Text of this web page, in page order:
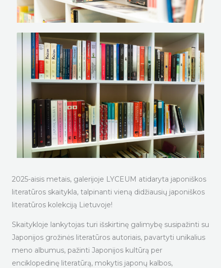
2025-aisis metais, galerijoje LYCEUM atidaryta japoniškos
literatūros skaitykla, talpinanti vieną didžiausių japoniškos
literatūros kolekciją Lietuvoje!
Skaitykloje lankytojas turi išskirtinę galimybę susipažinti su
Japonijos grožinės literatūros autoriais, pavartyti unikalius
meno albumus, pažinti Japonijos kultūrą per
enciklopedinę literatūrą, mokytis japonų kalbos,